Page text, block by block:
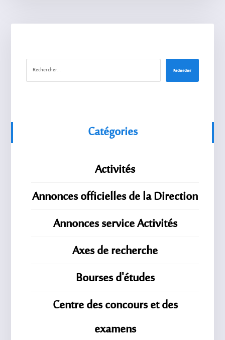
Rechercher
Catégories
Activités
Annonces officielles de la Direction
Annonces service Activités
Axes de recherche
Bourses d'études
Centre des concours et des
examens